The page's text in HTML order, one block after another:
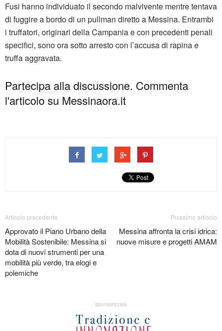
Fusi hanno individuato il secondo malvivente mentre tentava
di fuggire a bordo di un pullman diretto a Messina. Entrambi
i truffatori, originari della Campania e con precedenti penali
specifici, sono ora sotto arresto con l’accusa di rapina e
truffa aggravata.
Partecipa alla discussione. Commenta
l'articolo su Messinaora.it
Articolo precedente
Approvato il Piano Urbano della
Mobilità Sostenibile: Messina si
dota di nuovi strumenti per una
mobilità più verde, tra elogi e
polemiche
Prossimo articolo
Messina affronta la crisi idrica:
nuove misure e progetti AMAM
sponsorizzata